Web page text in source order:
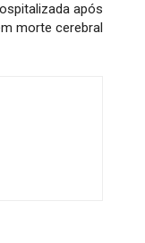
após
morte cerebral